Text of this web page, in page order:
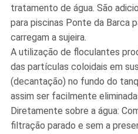
tratamento de água. São
para piscinas Ponte da Barca
carregam a sujeira.
A utilização de floculantes
das partículas coloidais em
(decantação) no fundo do
assim ser facilmente
Diretamente sobre a água:
filtração parado e sem a